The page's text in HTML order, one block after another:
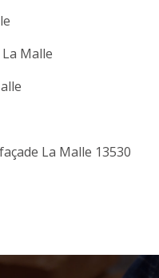
Malle
La Malle 13530